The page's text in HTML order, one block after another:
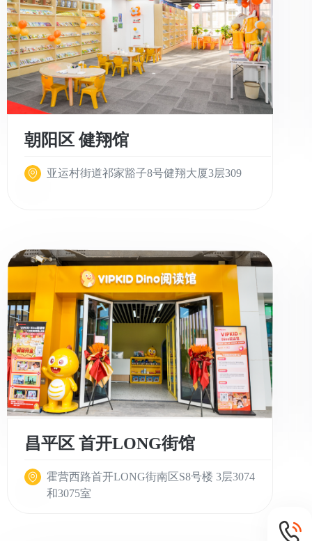
朝阳区 健翔馆
亚运村街道祁家豁子8号健翔大厦3层309
昌平区 首开LONG街馆
霍营西路首开LONG街南区S8号楼 3层3074
和3075室